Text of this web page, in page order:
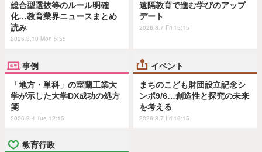
総合型選抜等のルール明確
化…教育業界ニュースまとめ
読み
2026.8.10 Mon 5:55
遠隔教育で進む学びのアップ
デート
2026.8.7 Fri 15:15
事例
「地方・単科」の室蘭工業大
学が示した大学DX成功の処方
箋
2026.8.4 Tue 12:15
イベント
まちのこども財団設立記念シ
ンポ9/6…創造性と探究の未来
を考える
2026.8.7 Fri 16:15
教育行政